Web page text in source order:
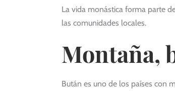
La vida monástica forma parte
las comunidades locales.
Montaña,
Bután es uno de los países con